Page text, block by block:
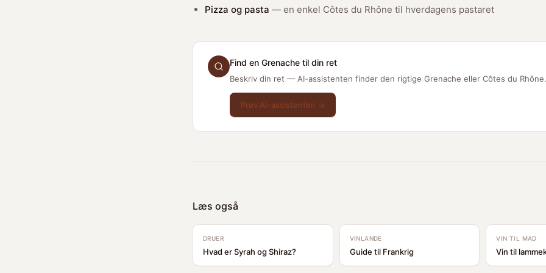
Pizza og pasta — en enkel Côtes du Rhône til hverdagens pastaret
Find en Grenache til din ret
Beskriv din ret — AI-assistenten finder den rigtige Grenache eller Côtes du Rhône.
Prøv AI-assistenten →
Læs også
DRUER
Hvad er Syrah og Shiraz?
VINLANDE
Guide til Frankrig
VIN TIL MAD
Vin til